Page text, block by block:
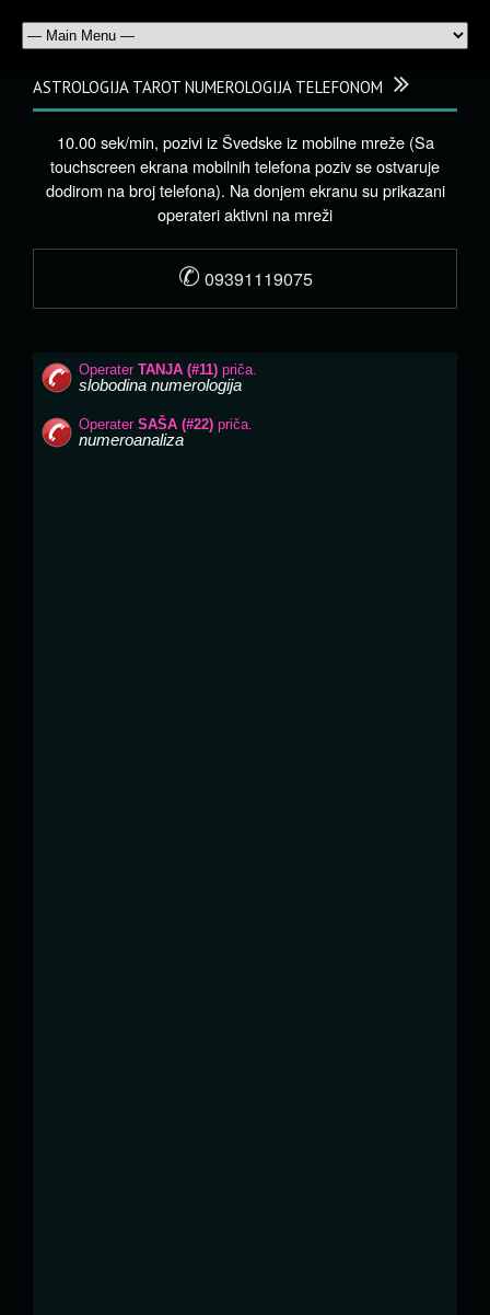
ASTROLOGIJA TAROT NUMEROLOGIJA TELEFONOM
10.00 sek/min, pozivi iz Švedske iz mobilne mreže (Sa
touchscreen ekrana mobilnih telefona poziv se ostvaruje
dodirom na broj telefona). Na donjem ekranu su prikazani
operateri aktivni na mreži
✆ 09391119075